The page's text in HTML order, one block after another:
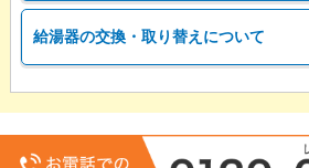
給湯器の交換・取り替えについて